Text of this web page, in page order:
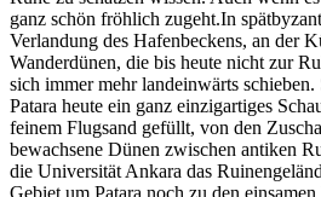
ganz schön fröhlich zugeht.In
Verlandung des Hafenbeckens, an der
Wanderdünen, die bis heute nicht zur
sich immer mehr landeinwärts schieben.
Patara heute ein ganz einzigartiges
feinem Flugsand gefüllt, von den
bewachsene Dünen zwischen antiken
die Universität Ankara das
Gebiet um Patara noch zu den